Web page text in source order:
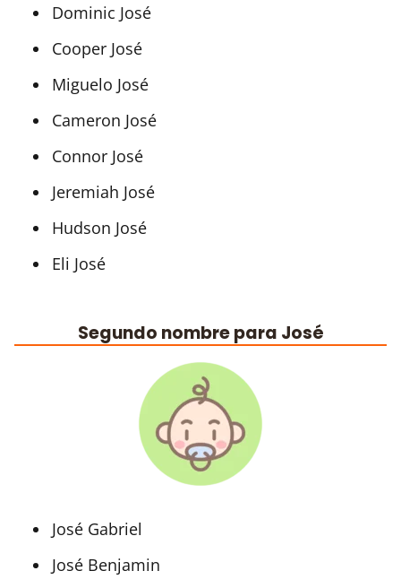
Dominic José
Cooper José
Miguelo José
Cameron José
Connor José
Jeremiah José
Hudson José
Eli José
Segundo nombre para José
José Gabriel
José Benjamin